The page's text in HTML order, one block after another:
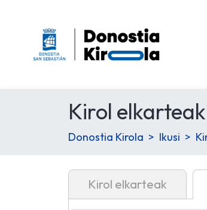
Kirol elkarteak
Donostia Kirola Ikusi
Kirol elkarteak